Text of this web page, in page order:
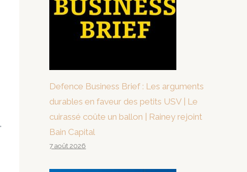
Defence Business Brief : Les arguments
durables en faveur des petits USV | Le
cuirassé coûte un ballon | Rainey rejoint
Bain Capital
7 août 2026